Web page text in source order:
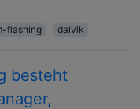
flashing dalvik
besteht